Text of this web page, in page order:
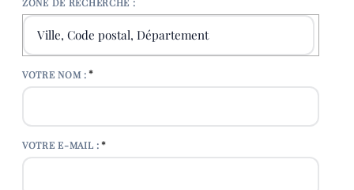
ZONE DE RECHERCHE :
VOTRE NOM : *
VOTRE E-MAIL : *